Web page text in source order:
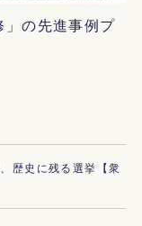
の先進事例プ
歴史に残る選挙【衆